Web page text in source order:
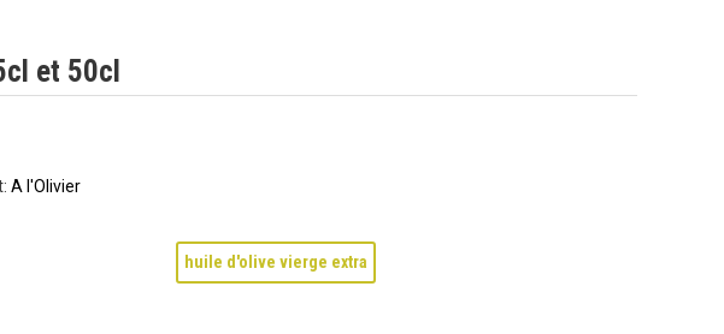
et 50cl
A l'Olivier
huile d'olive vierge extra